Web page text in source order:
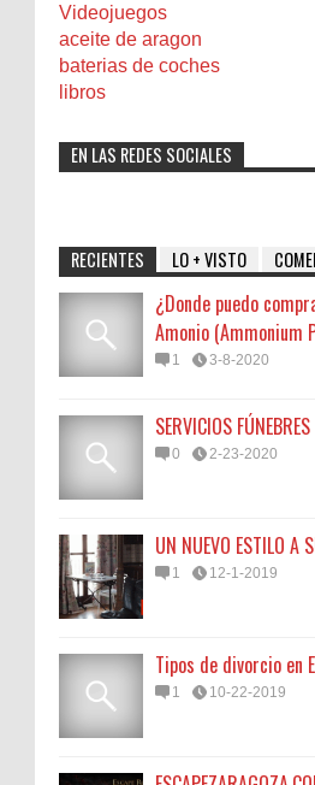
Videojuegos
aceite de aragon
baterias de coches
libros
EN LAS REDES SOCIALES
RECIENTES LO + VISTO
¿Donde puedo
Amonio (Ammonium
1 3-8-2020
SERVICIOS
0 2-23-2020
UN NUEVO ESTILO A
1 12-1-2019
Tipos de divorcio en
1 10-22-2019